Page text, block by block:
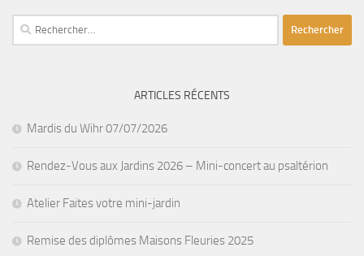
Rechercher :
ARTICLES RÉCENTS
Mardis du Wihr 07/07/2026
Rendez-Vous aux Jardins 2026 – Mini-concert au psaltérion
Atelier Faites votre mini-jardin
Remise des diplômes Maisons Fleuries 2025